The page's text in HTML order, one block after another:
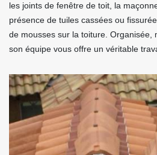
les joints de fenêtre de toit, la
présence de tuiles cassées ou
de mousses sur la toiture. Organisée,
son équipe vous offre un véritable